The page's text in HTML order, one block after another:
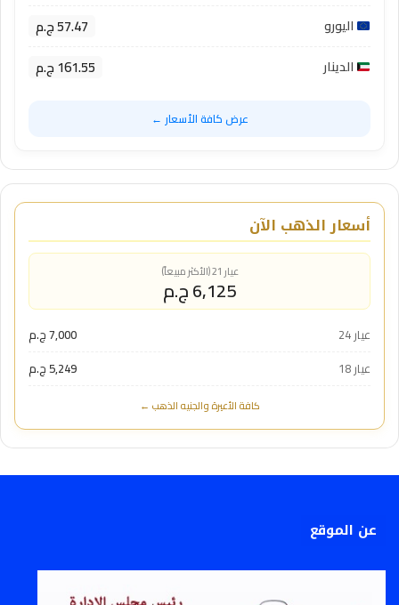
اليورو 57.47 ج.م
الدينار 161.55 ج.م
عرض كافة الأسعار ←
أسعار الذهب الآن
عيار 21 (الأكثر مبيعاً)
6,125 ج.م
عيار 24
7,000 ج.م
عيار 18
5,249 ج.م
كافة الأعيرة والجنيه الذهب ←
عن الموقع